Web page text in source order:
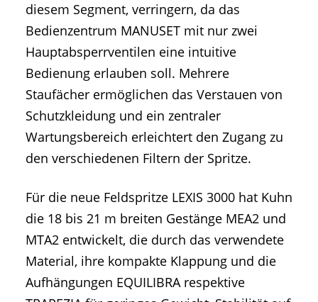
diesem Segment, verringern, da das
Bedienzentrum MANUSET mit nur zwei
Hauptabsperrventilen eine intuitive
Bedienung erlauben soll. Mehrere
Staufächer ermöglichen das Verstauen von
Schutzkleidung und ein zentraler
Wartungsbereich erleichtert den Zugang zu
den verschiedenen Filtern der Spritze.
Für die neue Feldspritze LEXIS 3000 hat Kuhn
die 18 bis 21 m breiten Gestänge MEA2 und
MTA2 entwickelt, die durch das verwendete
Material, ihre kompakte Klappung und die
Aufhängungen EQUILIBRA respektive